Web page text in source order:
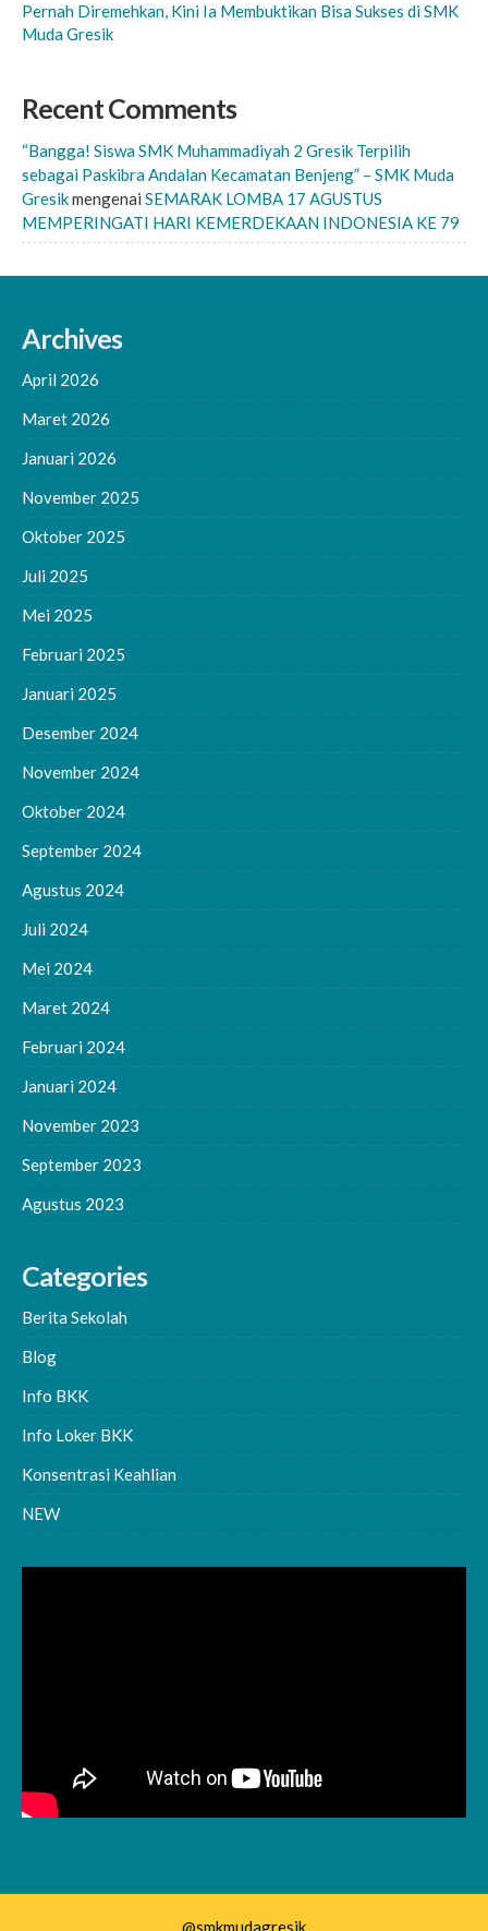
Pernah Diremehkan, Kini Ia Membuktikan Bisa Sukses di SMK
Muda Gresik
Recent Comments
“Bangga! Siswa SMK Muhammadiyah 2 Gresik Terpilih
sebagai Paskibra Andalan Kecamatan Benjeng” – SMK Muda
Gresikmengenai SEMARAK LOMBA 17 AGUSTUS
MEMPERINGATI HARI KEMERDEKAAN INDONESIA KE 79
Archives
April 2026
Maret 2026
Januari 2026
November 2025
Oktober 2025
Juli 2025
Mei 2025
Februari 2025
Januari 2025
Desember 2024
November 2024
Oktober 2024
September 2024
Agustus 2024
Juli 2024
Mei 2024
Maret 2024
Februari 2024
Januari 2024
November 2023
September 2023
Agustus 2023
Categories
Berita Sekolah
Blog
Info BKK
Info Loker BKK
Konsentrasi Keahlian
NEW
@smkmudagresik